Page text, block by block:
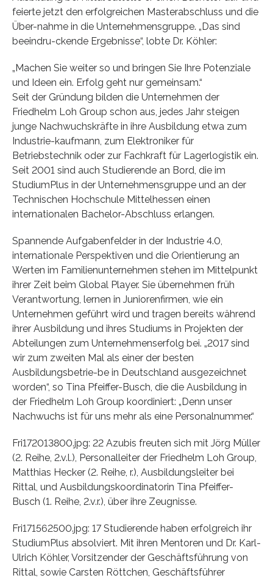
feierte jetzt den erfolgreichen Masterabschluss und die
Über-nahme in die Unternehmensgruppe. „Das sind
beeindru-ckende Ergebnisse“, lobte Dr. Köhler:
„Machen Sie weiter so und bringen Sie Ihre Potenziale
und Ideen ein. Erfolg geht nur gemeinsam.“
Seit der Gründung bilden die Unternehmen der
Friedhelm Loh Group schon aus, jedes Jahr steigen
junge Nachwuchskräfte in ihre Ausbildung etwa zum
Industrie-kaufmann, zum Elektroniker für
Betriebstechnik oder zur Fachkraft für Lagerlogistik ein.
Seit 2001 sind auch Studierende an Bord, die im
StudiumPlus in der Unternehmensgruppe und an der
Technischen Hochschule Mittelhessen einen
internationalen Bachelor-Abschluss erlangen.
Spannende Aufgabenfelder in der Industrie 4.0,
internationale Perspektiven und die Orientierung an
Werten im Familienunternehmen stehen im Mittelpunkt
ihrer Zeit beim Global Player. Sie übernehmen früh
Verantwortung, lernen in Juniorenfirmen, wie ein
Unternehmen geführt wird und tragen bereits während
ihrer Ausbildung und ihres Studiums in Projekten der
Abteilungen zum Unternehmenserfolg bei. „2017 sind
wir zum zweiten Mal als einer der besten
Ausbildungsbetrie-be in Deutschland ausgezeichnet
worden“, so Tina Pfeiffer-Busch, die die Ausbildung in
der Friedhelm Loh Group koordiniert: „Denn unser
Nachwuchs ist für uns mehr als eine Personalnummer.“
Fri172013800.jpg: 22 Azubis freuten sich mit Jörg Müller
(2. Reihe, 2.v.l.), Personalleiter der Friedhelm Loh Group,
Matthias Hecker (2. Reihe, r.), Ausbildungsleiter bei
Rittal, und Ausbildungskoordinatorin Tina Pfeiffer-
Busch (1. Reihe, 2.v.r.), über ihre Zeugnisse.
Fri171562500.jpg: 17 Studierende haben erfolgreich ihr
StudiumPlus absolviert. Mit ihren Mentoren und Dr. Karl-
Ulrich Köhler, Vorsitzender der Geschäftsführung von
Rittal, sowie Carsten Röttchen, Geschäftsführer